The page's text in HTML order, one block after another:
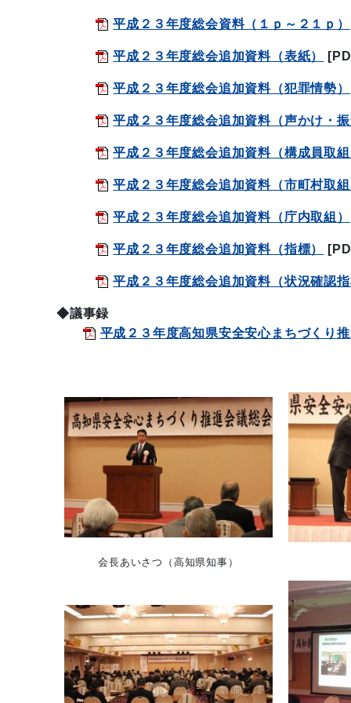
平成２３年度総会資料（１ｐ～２１ｐ）
平成２３年度総会追加資料（表紙）
平成２３年度総会追加資料（犯罪情勢）
平成２３年度総会追加資料（声かけ・
平成２３年度総会追加資料（構成員取
平成２３年度総会追加資料（市町村取
平成２３年度総会追加資料（庁内取組）
平成２３年度総会追加資料（指標）
平成２３年度総会追加資料（状況確認
◆議事録
平成２３年度高知県安全安心まちづくり
会長あいさつ （高知県知事）